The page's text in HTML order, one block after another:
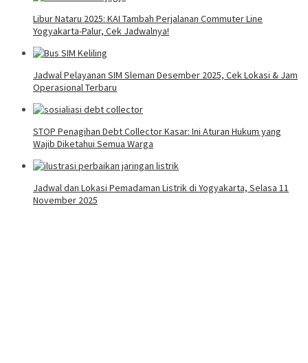
Libur Nataru 2025: KAI Tambah Perjalanan Commuter Line
Yogyakarta-Palur, Cek Jadwalnya!
Jadwal Pelayanan SIM Sleman Desember 2025, Cek Lokasi & Jam
Operasional Terbaru
STOP Penagihan Debt Collector Kasar: Ini Aturan Hukum yang
Wajib Diketahui Semua Warga
Jadwal dan Lokasi Pemadaman Listrik di Yogyakarta, Selasa 11
November 2025